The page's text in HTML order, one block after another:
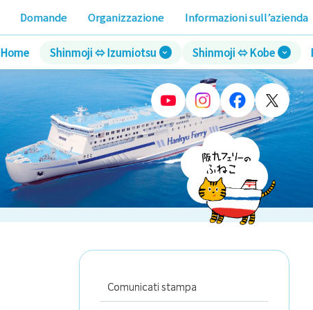
Domande Organizzazione Informazioni sull’azienda
Home Shinmoji ⇔ Izumiotsu Shinmoji ⇔ Kobe
Comunicati stampa